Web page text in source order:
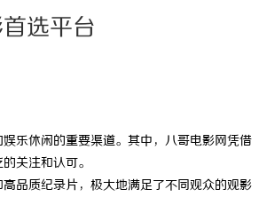
选平台
乐休闲的重要渠道。其中，八哥电影网凭借
关注和认可。
品质纪录片，极大地满足了不同观众的观影